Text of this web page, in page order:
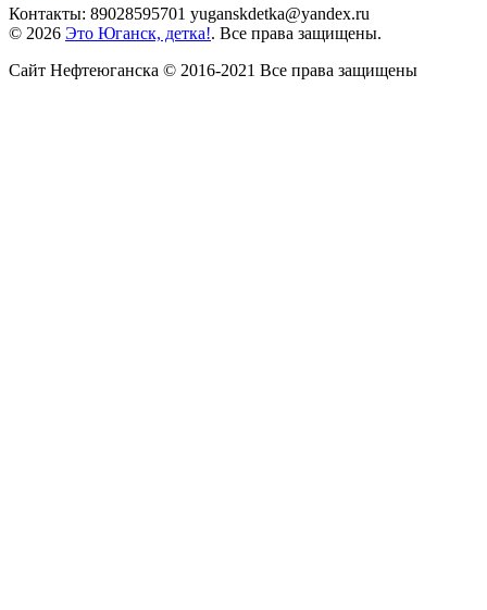
Контакты: 89028595701 yuganskdetka@yandex.ru
© 2026 Это Юганск, детка!. Все права защищены.
Сайт Нефтеюганска © 2016-2021 Все права защищены